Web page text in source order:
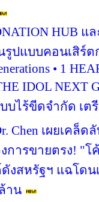
HUB แ
ปแบบคอนเสิร์ต
• 1
IDOL NEXT
ไร้ขีดจำกัด เต
Chen เผยเคล็
การขายตรง! "
งสหรัฐฯ แฉโด
าน